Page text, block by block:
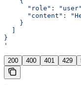
"role":
"content":
    }
}
'
200 400 401 429